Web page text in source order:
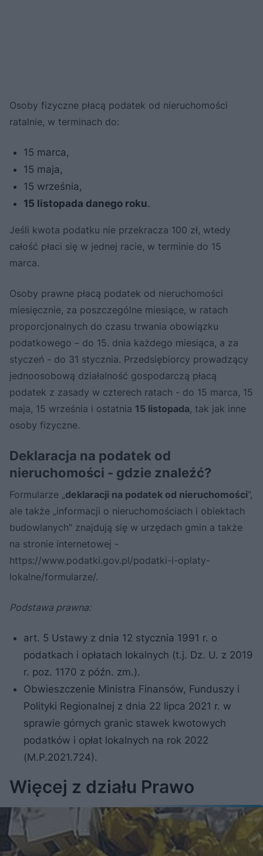
Osoby fizyczne płacą podatek od nieruchomości
ratalnie, w terminach do:
15 marca,
15 maja,
15 września,
15 listopada danego roku.
Jeśli kwota podatku nie przekracza 100 zł, wtedy
całość płaci się w jednej racie, w terminie do 15
marca.
Osoby prawne płacą podatek od nieruchomości
miesięcznie, za poszczególne miesiące, w ratach
proporcjonalnych do czasu trwania obowiązku
podatkowego – do 15. dnia każdego miesiąca, a za
styczeń - do 31 stycznia. Przedsiębiorcy prowadzący
jednoosobową działalność gospodarczą płacą
podatek z zasady w czterech ratach - do 15 marca, 15
maja, 15 września i ostatnia 15 listopada, tak jak inne
osoby fizyczne.
Deklaracja na podatek od
nieruchomości - gdzie znaleźć?
Formularze „deklaracji na podatek od nieruchomości”,
ale także „informacji o nieruchomościach i obiektach
budowlanych" znajdują się w urzędach gmin a także
na stronie internetowej -
https://www.podatki.gov.pl/podatki-i-oplaty-
lokalne/formularze/.
Podstawa prawna:
art. 5 Ustawy z dnia 12 stycznia 1991 r. o
podatkach i opłatach lokalnych (t.j. Dz. U. z 2019
r. poz. 1170 z późn. zm.).
Obwieszczenie Ministra Finansów, Funduszy i
Polityki Regionalnej z dnia 22 lipca 2021 r. w
sprawie górnych granic stawek kwotowych
podatków i opłat lokalnych na rok 2022
(M.P.2021.724).
Więcej z działu Prawo